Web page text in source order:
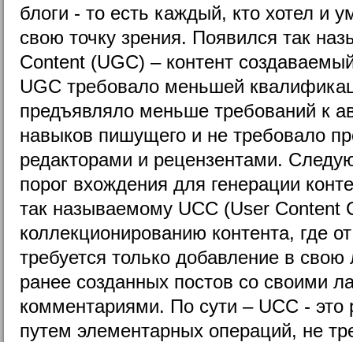
блоги - то есть каждый, кто хотел и
свою точку зрения. Появился так
Content (UGC) – контент
UGC требовало меньшей
предъявляло меньше требований к
навыков пишущего и не требовало
редакторами и рецензентами.
порог вхождения для генерации
так называемому UCC (User Content
коллекционированию контента, где
требуется только добавление в
ранее созданных постов со своими
комментариями. По сути – UCC - это
путем элементарных операций, не